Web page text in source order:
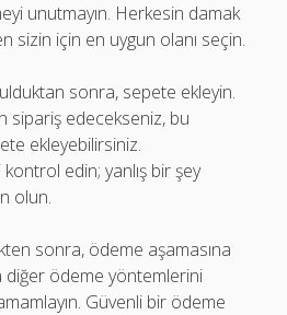
unutmayın. Herkesin damak
sizin için en uygun olanı seçin.
sonra, sepete ekleyin.
sipariş edecekseniz, bu
ekleyebilirsiniz.
edin; yanlış bir şey
olun.
sonra, ödeme aşamasına
diğer ödeme yöntemlerini
Güvenli bir ödeme